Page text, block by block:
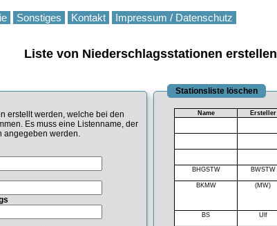
Sonstiges Kontakt Impressum / Datenschutz
Liste von Niederschlagsstationen erstellen
erstellt werden, welche bei den
Es muss eine Listenname, der
angegeben werden.
Stationsliste löschen
Name Ersteller
BHGSTW BWSTW
BKMW (MW)
BS Ulf